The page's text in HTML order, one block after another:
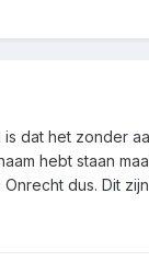
dat het zonder
hebt staan
dus. Dit